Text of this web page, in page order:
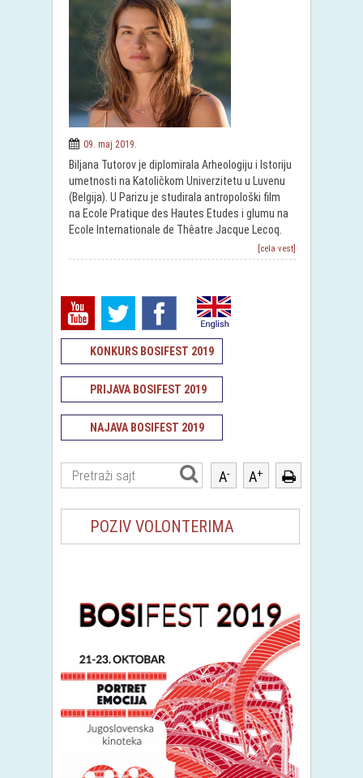
09. maj 2019.
Biljana Tutorov je diplomirala Arheologiju i Istoriju
umetnosti na Katoličkom Univerzitetu u Luvenu
(Belgija). U Parizu je studirala antropološki film
na Ecole Pratique des Hautes Etudes i glumu na
Ecole Internationale de Thêatre Jacque Lecoq.
[cela vest]
KONKURS BOSIFEST 2019
PRIJAVA BOSIFEST 2019
NAJAVA BOSIFEST 2019
A- A+
POZIV VOLONTERIMA